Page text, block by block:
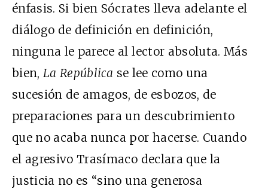
énfasis. Si bien Sócrates lleva adelante el
diálogo de definición en definición,
ninguna le parece al lector absoluta. Más
bien,La República se lee como una
sucesión de amagos, de esbozos, de
preparaciones para un descubrimiento
que no acaba nunca por hacerse. Cuando
el agresivo Trasímaco declara que la
justicia no es “sino una generosa